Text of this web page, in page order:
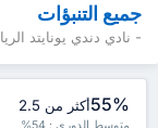
جميع التنبؤات
- نادي دندي يونايتد
55%أكثر من 2.5